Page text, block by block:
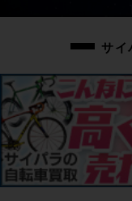
サイ